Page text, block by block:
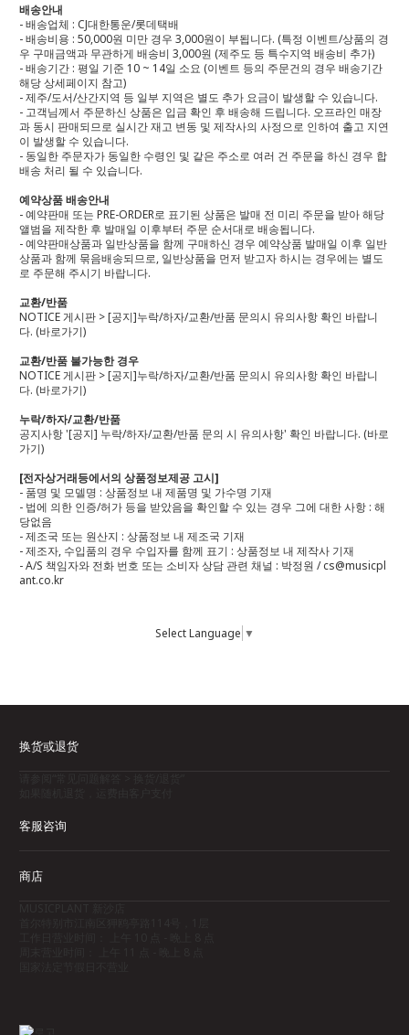
배송안내
- 배송업체 : CJ대한통운/롯데택배
- 배송비용 : 50,000원 미만 경우 3,000원이 부됩니다. (특정 이벤트/상품의 경
우 구매금액과 무관하게 배송비 3,000원 (제주도 등 특수지역 배송비 추가)
- 배송기간 : 평일 기준 10 ~ 14일 소요 (이벤트 등의 주문건의 경우 배송기간
해당 상세페이지 참고)
- 제주/도서/산간지역 등 일부 지역은 별도 추가 요금이 발생할 수 있습니다.
- 고객님께서 주문하신 상품은 입금 확인 후 배송해 드립니다. 오프라인 매장
과 동시 판매되므로 실시간 재고 변동 및 제작사의 사정으로 인하여 출고 지연
이 발생할 수 있습니다.
- 동일한 주문자가 동일한 수령인 및 같은 주소로 여러 건 주문을 하신 경우 합
배송 처리 될 수 있습니다.
예약상품 배송안내
- 예약판매 또는 PRE-ORDER로 표기된 상품은 발매 전 미리 주문을 받아 해당
앨범을 제작한 후 발매일 이후부터 주문 순서대로 배송됩니다.
- 예약판매상품과 일반상품을 함께 구매하신 경우 예약상품 발매일 이후 일반
상품과 함께 묶음배송되므로, 일반상품을 먼저 받고자 하시는 경우에는 별도
로 주문해 주시기 바랍니다.
교환/반품
NOTICE 게시판 > [공지]누락/하자/교환/반품 문의시 유의사항 확인 바랍니
다. (바로가기)
교환/반품 불가능한 경우
NOTICE 게시판 > [공지]누락/하자/교환/반품 문의시 유의사항 확인 바랍니
다. (바로가기)
누락/하자/교환/반품
공지사항 '[공지] 누락/하자/교환/반품 문의 시 유의사항' 확인 바랍니다. (바로
가기)
[전자상거래등에서의 상품정보제공 고시]
- 품명 및 모델명 : 상품정보 내 제품명 및 가수명 기재
- 법에 의한 인증/허가 등을 받았음을 확인할 수 있는 경우 그에 대한 사항 : 해
당없음
- 제조국 또는 원산지 : 상품정보 내 제조국 기재
- 제조자, 수입품의 경우 수입자를 함께 표기 : 상품정보 내 제작사 기재
- A/S 책임자와 전화 번호 또는 소비자 상담 관련 채널 : 박정원 / cs@musicpl
ant.co.kr
Select Language ▼
换货或退货
客服咨询
商店